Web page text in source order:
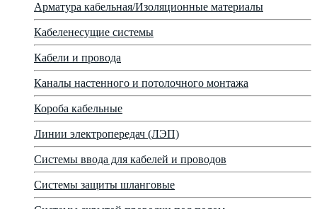
Арматура кабельная/Изоляционные материалы
Кабеленесущие системы
Кабели и провода
Каналы настенного и потолочного монтажа
Короба кабельные
Линии электропередач (ЛЭП)
Системы ввода для кабелей и проводов
Системы защиты шланговые